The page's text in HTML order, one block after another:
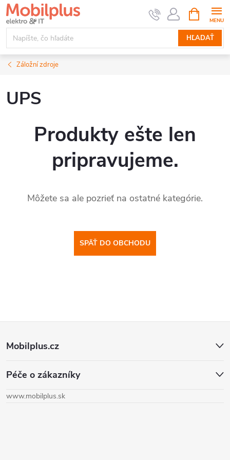
Prejsť
na
obsah
HĽADAŤ
KOŠÍK
Záložní zdroje
UPS
Produkty ešte len
pripravujeme.
Môžete sa ale pozrieť na ostatné kategórie.
SPÄŤ DO OBCHODU
p
Mobilplus.cz
Péče o zákazníky
www.mobilplus.sk